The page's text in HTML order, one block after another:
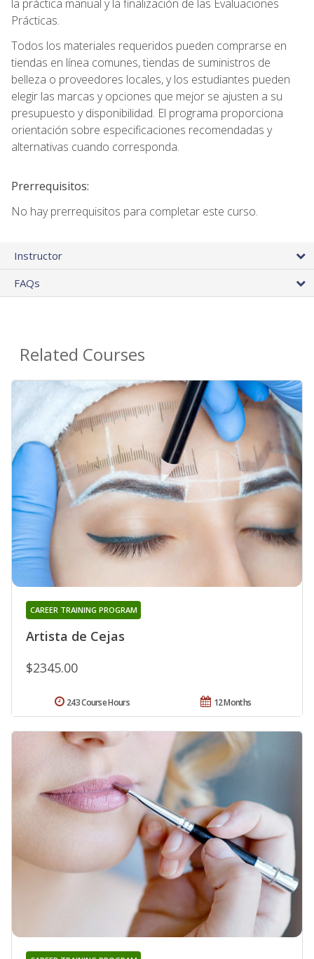
la práctica manual y la finalización de las Evaluaciones
Prácticas.
Todos los materiales requeridos pueden comprarse en
tiendas en línea comunes, tiendas de suministros de
belleza o proveedores locales, y los estudiantes pueden
elegir las marcas y opciones que mejor se ajusten a su
presupuesto y disponibilidad. El programa proporciona
orientación sobre especificaciones recomendadas y
alternativas cuando corresponda.
Prerrequisitos:
No hay prerrequisitos para completar este curso.
Instructor
FAQs
Related Courses
Artista de Cejas
CAREER TRAINING PROGRAM
$2345.00
12 Months
243 Course Hours